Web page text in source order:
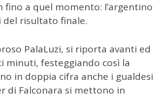
a quel momento: l’argentino
del risultato finale.
PalaLuzi, si riporta avanti ed
minuti, festeggiando così la
in doppia cifra anche i gualdesi
di Falconara si mettono in